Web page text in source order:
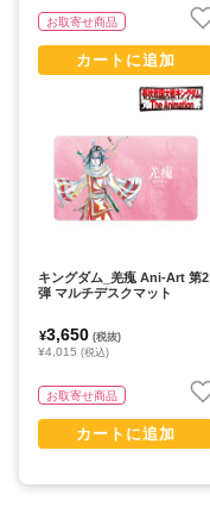
お取寄せ商品
カートに追加
キングダム_羌瘣 Ani-Art 第2
弾 マルチデスクマット
¥3,650 (税抜)
¥4,015 (税込)
お取寄せ商品
カートに追加